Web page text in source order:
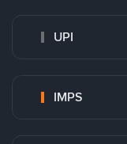
UPI
IMPS